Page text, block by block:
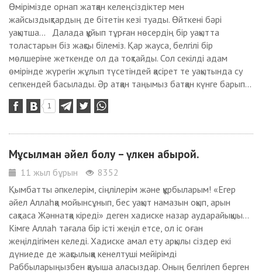
Өмірімізде орнап жатқан келеңсіздіктер мен
жайсыздықтардың де бітетін кезі туады. Өйткені бәрі
уақытша... Далада құйып тұрған нөсердің бір уақытта
толастарын біз жақсы білеміз. Қар жауса, белгілі бір
мөлшеріне жеткенде ол да тоқтайды. Сол секілді адам
өмірінде жүрегін жұлып түсетіндей қасірет те уақытында су
сепкендей басылады. Әр атқан таңымыз батқан күнге барып...
1
Мұсылман әйел болу – үлкен абырой.
11 жыл бұрын
8352
Қымбатты әпкелерім, сіңлілерім және құрбыларым! «Егер
әйел Аллаһқа мойынсұнып, бес уақыт намазын оқып, арын
сақтаса Жәннатқа кіреді» деген хадиске назар аударайықшы…
Кімге Аллаһ тағала бір істі жеңіл етсе, ол іс оған
жеңілдігімен келеді. Хадиске амал ету арқылы сіздер екі
дүниеде де жақсылыққа кенелтуші мейірімді
Раббыларыңызбен қауыша аласыздар. Оның белгілеп берген